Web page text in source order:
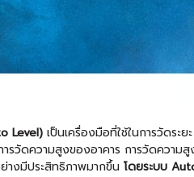
Level) เป็นเครื่องมือที่ใช้ในการวัดระ
รวัดความสูงของอาคาร การวัดความ
างมีประสิทธิภาพมากขึ้น โดยระบบ